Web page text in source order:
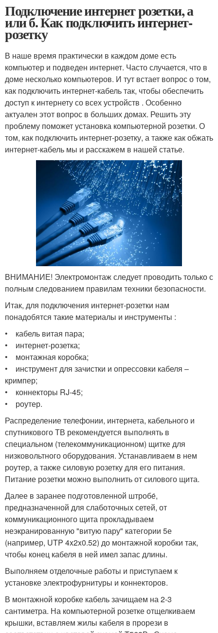
Подключение интернет розетки, а
или б. Как подключить интернет-
розетку
В наше время практически в каждом доме есть
компьютер и подведен интернет. Часто случается, что в
доме несколько компьютеров. И тут встает вопрос о том,
как подключить интернет-кабель так, чтобы обеспечить
доступ к интернету со всех устройств . Особенно
актуален этот вопрос в больших домах. Решить эту
проблему поможет установка компьютерной розетки. О
том, как подключить интернет-розетку, а также как обжать
интернет-кабель мы и расскажем в нашей статье.
ВНИМАНИЕ! Электромонтаж следует проводить только с
полным следованием правилам техники безопасности.
Итак, для подключения интернет-розетки нам
понадобятся такие материалы и инструменты :
• кабель витая пара;
• интернет-розетка;
• монтажная коробка;
• инструмент для зачистки и опрессовки кабеля –
кримпер;
• коннекторы RJ-45;
• роутер.
Распределение телефонии, интернета, кабельного и
спутникового ТВ рекомендуется выполнять в
специальном (телекоммуникационном) щитке для
низковольтного оборудования. Устанавливаем в нем
роутер, а также силовую розетку для его питания.
Питание розетки можно выполнить от силового щита.
Далее в заранее подготовленной штробе́,
предназначенной для слаботочных сетей, от
коммуникационного щита прокладываем
неэкранированную "витую пару" категории 5е
(например, UTP 4x2x0.52) до монтажной коробки так,
чтобы конец кабеля в ней имел запас длины.
Выполняем отделочные работы и приступаем к
установке электрофурнитуры и коннекторов.
В монтажной коробке кабель зачищаем на 2-3
сантиметра. На компьютерной розетке отщелкиваем
крышки, вставляем жилы кабеля в прорези в